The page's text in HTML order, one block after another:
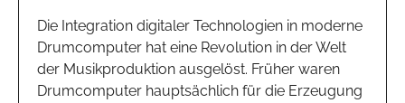
Die Integration digitaler Technologien in moderne
Drumcomputer hat eine Revolution in der Welt
der Musikproduktion ausgelöst. Früher waren
Drumcomputer hauptsächlich für die Erzeugung